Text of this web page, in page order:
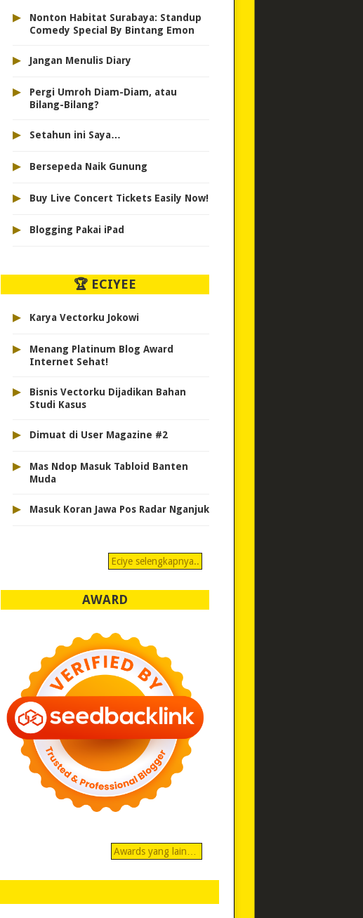
▸
Nonton Habitat Surabaya: Standup
Comedy Special By Bintang Emon
▸ Jangan Menulis Diary
▸
Pergi Umroh Diam-Diam, atau
Bilang-Bilang?
▸ Setahun ini Saya…
▸ Bersepeda Naik Gunung
▸ Buy Live Concert Tickets Easily Now!
▸ Blogging Pakai iPad
🏆 ECIYEE
▸ Karya Vectorku Jokowi
▸
Menang Platinum Blog Award
Internet Sehat!
▸
Bisnis Vectorku Dijadikan Bahan
Studi Kasus
▸ Dimuat di User Magazine #2
▸
Mas Ndop Masuk Tabloid Banten
Muda
▸ Masuk Koran Jawa Pos Radar Nganjuk
Eciye selengkapnya..
AWARD
Awards yang lain…